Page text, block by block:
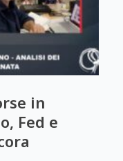
in
Fed e